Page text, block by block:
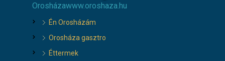
Orosházawww.oroshaza.hu
Én Orosházám
Orosháza gasztro
Éttermek